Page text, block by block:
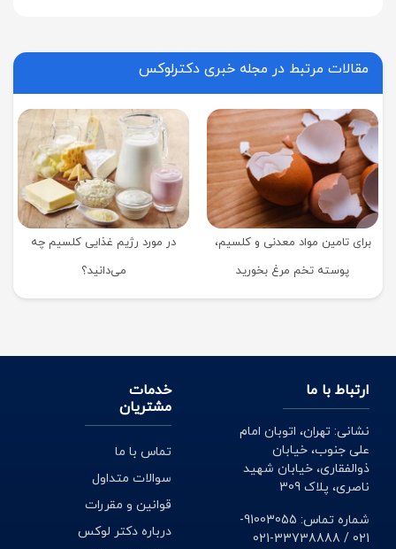
مقالات مرتبط در مجله خبری دکترلوکس
برای تامین مواد معدنی و کلسیم،
پوسته تخم مرغ بخورید
در مورد رژیم غذایی کلسیم چه
می‌دانید؟
ارتباط با ما
نشانی: تهران، اتوبان امام
علی جنوب، خیابان
ذوالفقاری، خیابان شهید
ناصری، پلاک 309
شماره تماس: 91003055-
021 / 33738888-021
خدمات
مشتریان
تماس با ما
سوالات متداول
قوانین و مقررات
درباره دکتر لوکس